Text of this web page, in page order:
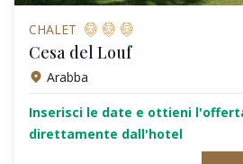
CHALET
Cesa del Louf
Arabba
Inserisci le date e ottieni
direttamente dall'hotel